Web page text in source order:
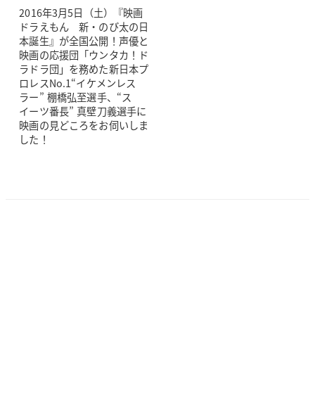
2016年3月5日（土）『映画
ドラえもん 新・のび太の日
本誕生』が全国公開！声優と
映画の応援団「ウンタカ！ド
ラドラ団」を務めた新日本プ
ロレスNo.1“イケメンレス
ラー” 棚橋弘至選手、“ス
イーツ番長” 真壁刀義選手に
映画の見どころをお伺いしま
した！